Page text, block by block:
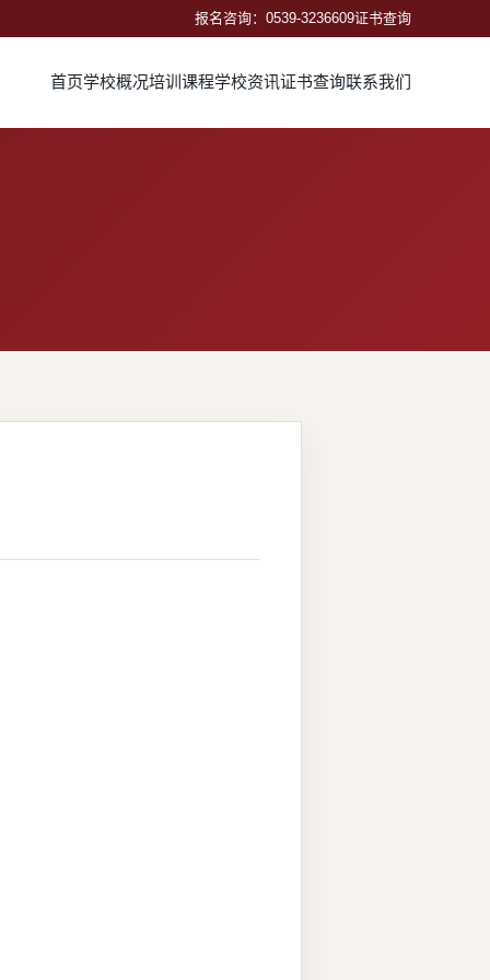
报名咨询：0539-3236609证书查询
首页学校概况培训课程学校资讯证书查询联系我们